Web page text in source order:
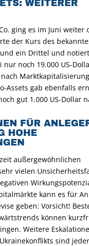
WEITERER
ging es im Juni weiter
der Kurs des
ein Drittel und
noch 19.000 US-
Marktkapitalisierung
Assets gab ebenfalls
gut 1.000 US-Dollar
FÜR
HOHE
außergewöhnlichen
vielen
kann es für
geben: Vorsicht!
können
Weitere
sind